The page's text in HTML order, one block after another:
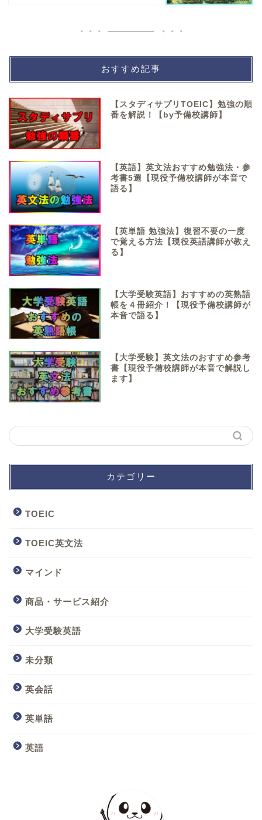
おすすめ記事
【スタディサプリTOEIC】勉強の順
番を解説！【by予備校講師】
【英語】英文法おすすめ勉強法・参
考書5選【現役予備校講師が本音で
語る】
【英単語 勉強法】復習不要の一度
で覚える方法【現役英語講師が教え
る】
【大学受験英語】おすすめの英熟語
帳を４冊紹介！【現役予備校講師が
本音で語る】
【大学受験】英文法のおすすめ参考
書【現役予備校講師が本音で解説し
ます】
カテゴリー
TOEIC
TOEIC英文法
マインド
商品・サービス紹介
大学受験英語
未分類
英会話
英単語
英語